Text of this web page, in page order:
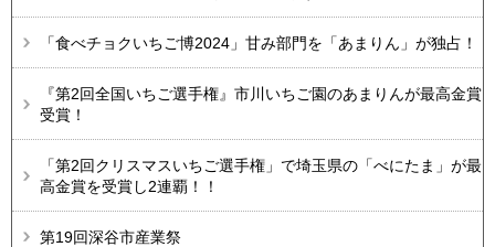
「食べチョクいちご博2024」甘み部門を「あまりん」が独占！
『第2回全国いちご選手権』市川いちご園のあまりんが最高金賞
受賞！
「第2回クリスマスいちご選手権」で埼玉県の「べにたま」が最
高金賞を受賞し2連覇！！
第19回深谷市産業祭